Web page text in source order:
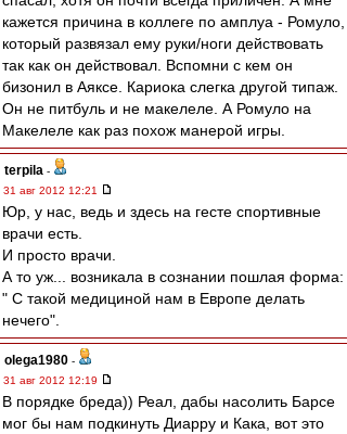
кажется причина в коллеге по амплуа - Ромуло,
который развязал ему руки/ноги действовать
так как он действовал. Вспомни с кем он
бизонил в Аяксе. Кариока слегка другой типаж.
Он не питбуль и не макелеле. А Ромуло на
Макелеле как раз похож манерой игры.
terpila -
31 авг 2012 12:21
Юр, у нас, ведь и здесь на гесте спортивные
врачи есть.
И просто врачи.
А то уж... возникала в сознании пошлая форма:
" С такой медициной нам в Европе делать
нечего".
olega1980 -
31 авг 2012 12:19
В порядке бреда)) Реал, дабы насолить Барсе
мог бы нам подкинуть Диарру и Кака, вот это